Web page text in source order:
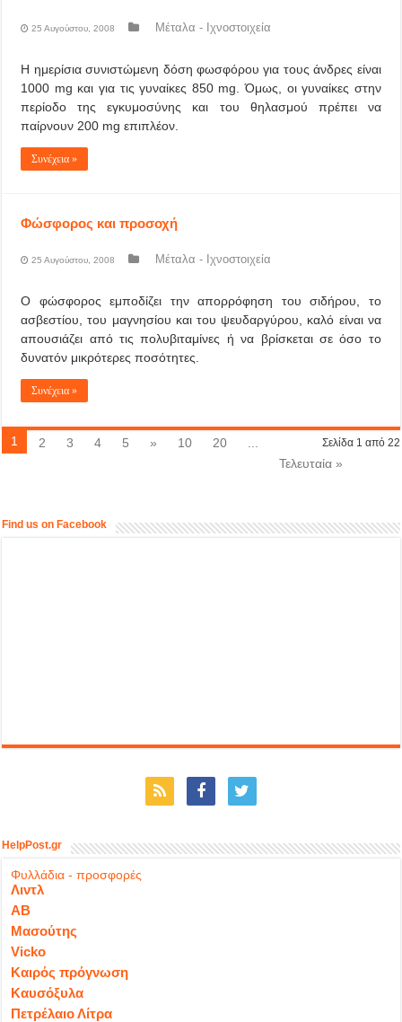
25 Αυγούστου, 2008 Μέταλα - Ιχνοστοιχεία
Η ημερίσια συνιστώμενη δόση φωσφόρου για τους άνδρες είναι
1000 mg και για τις γυναίκες 850 mg. Όμως, οι γυναίκες στην
περίοδο της εγκυμοσύνης και του θηλασμού πρέπει να
παίρνουν 200 mg επιπλέον.
Συνέχεια »
Φώσφορος και προσοχή
25 Αυγούστου, 2008 Μέταλα - Ιχνοστοιχεία
Ο φώσφορος εμποδίζει την απορρόφηση του σιδήρου, το
ασβεστίου, του μαγνησίου και του ψευδαργύρου, καλό είναι να
απουσιάζει από τις πολυβιταμίνες ή να βρίσκεται σε όσο το
δυνατόν μικρότερες ποσότητες.
Συνέχεια »
Σελίδα 1 από 22
1 2 3 4 5 » 10 20
Τελευταία »
Find us on Facebook
HelpPost.gr
Φυλλάδια - προσφορές
Λιντλ
ΑΒ
Μασούτης
Vicko
Καιρός πρόγνωση
Καυσόξυλα
Πετρέλαιο Λίτρα